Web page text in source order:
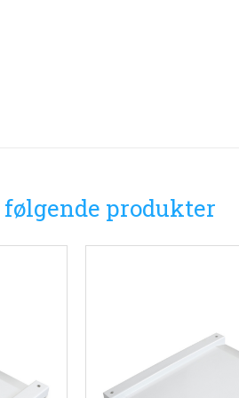
produkter